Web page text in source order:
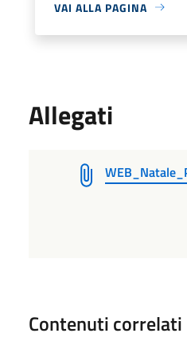
VAI ALLA PAGINA
Allegati
Contenuti correlati